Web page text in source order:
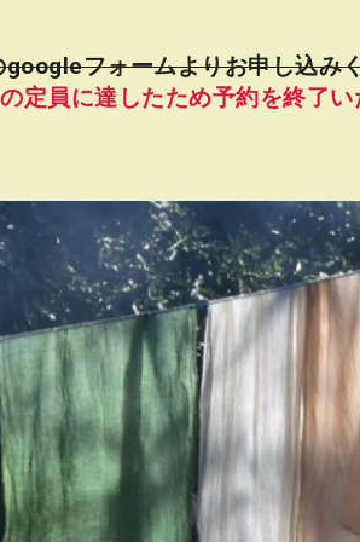
googleフォームよりお申し込み
定員に達したため予約を終了